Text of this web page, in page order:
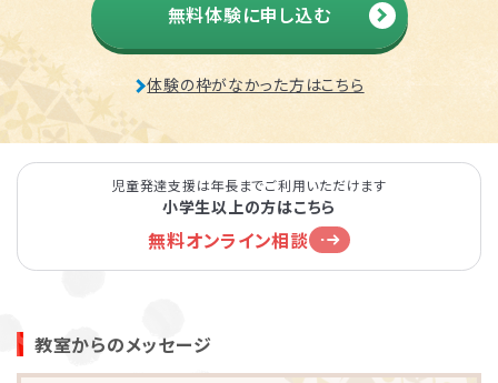
無料体験に申し込む
体験の枠がなかった方はこちら
児童発達支援は年長までご利用いただけます
小学生以上の方はこちら
無料オンライン相談
教室からのメッセージ